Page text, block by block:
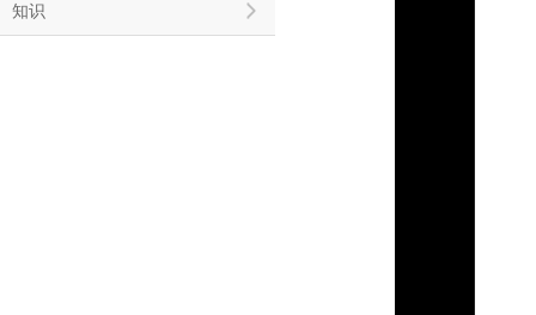
知识